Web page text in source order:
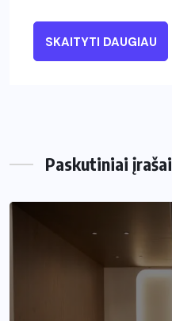
SKAITYTI DAUGIAU
Paskutiniai įrašai